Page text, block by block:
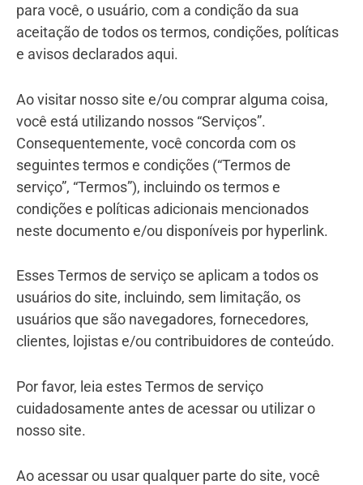
para você, o usuário, com a condição da sua
aceitação de todos os termos, condições, políticas
e avisos declarados aqui.
Ao visitar nosso site e/ou comprar alguma coisa,
você está utilizando nossos “Serviços”.
Consequentemente, você concorda com os
seguintes termos e condições (“Termos de
serviço”, “Termos”), incluindo os termos e
condições e políticas adicionais mencionados
neste documento e/ou disponíveis por hyperlink.
Esses Termos de serviço se aplicam a todos os
usuários do site, incluindo, sem limitação, os
usuários que são navegadores, fornecedores,
clientes, lojistas e/ou contribuidores de conteúdo.
Por favor, leia estes Termos de serviço
cuidadosamente antes de acessar ou utilizar o
nosso site.
Ao acessar ou usar qualquer parte do site, você